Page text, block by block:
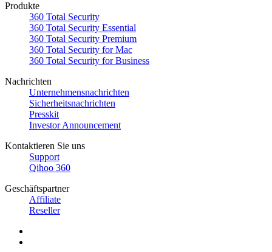
Produkte
360 Total Security
360 Total Security Essential
360 Total Security Premium
360 Total Security for Mac
360 Total Security for Business
Nachrichten
Unternehmensnachrichten
Sicherheitsnachrichten
Presskit
Investor Announcement
Kontaktieren Sie uns
Support
Qihoo 360
Geschäftspartner
Affiliate
Reseller